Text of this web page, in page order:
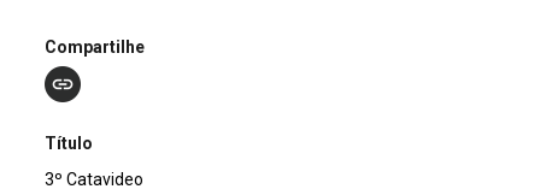
Compartilhe
Título
3º Catavideo